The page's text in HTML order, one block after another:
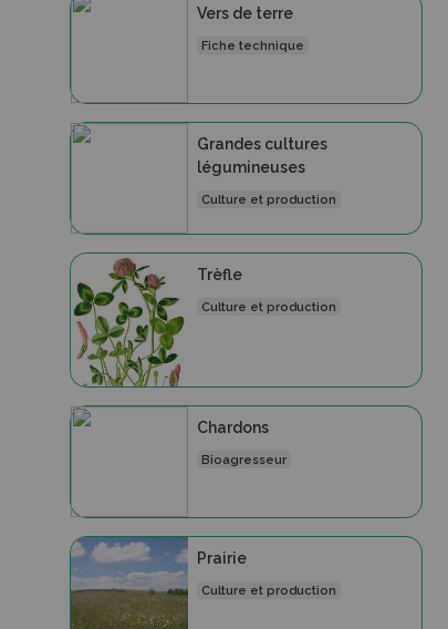
Vers de terre
Fiche technique
Grandes cultures
légumineuses
Culture et production
Trèfle
Culture et production
Chardons
Bioagresseur
Prairie
Culture et production